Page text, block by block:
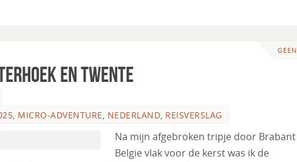
en Twente
, MICRO-ADVENTURE, NEDERLAND, REISVERSLAG
Na mijn afgebroken tripje door
Belgie vlak voor de kerst was ik de